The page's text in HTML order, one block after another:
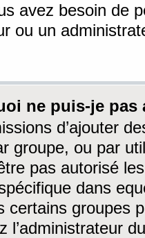
avez besoin de
ou un
ne puis-je
d’ajouter
groupe, ou par
pas autorisé
dans
certains groupes
l’administrateur